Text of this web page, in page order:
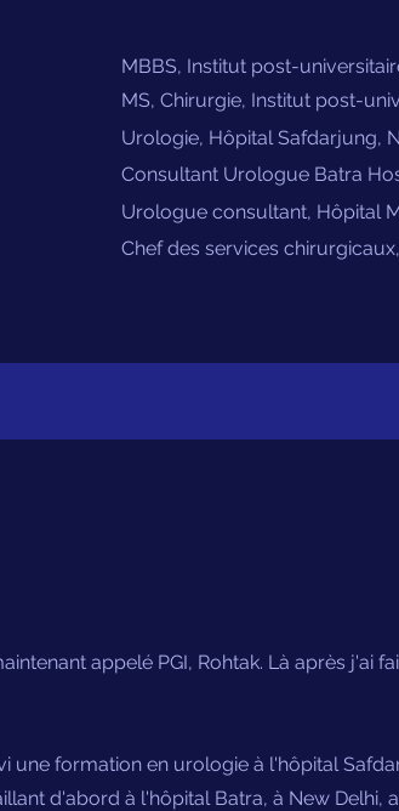
MBBS, Institut post-
MS, Chirurgie, Institut post-
Urologie, Hôpital Safdarjung,
Consultant Urologue Batra
Urologue consultant, Hôpital
Chef des services
appelé PGI, Rohtak. Là après j'ai
une formation en urologie à l'hôpital
d'abord à l'hôpital Batra, à New Delhi,